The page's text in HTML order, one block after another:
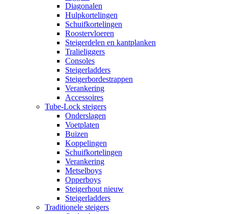
Diagonalen
Hulpkortelingen
Schuifkortelingen
Roostervloeren
Steigerdelen en kantplanken
Tralieliggers
Consoles
Steigerladders
Steigerbordestrappen
Verankering
Accessoires
Tube-Lock steigers
Onderslagen
Voetplaten
Buizen
Koppelingen
Schuifkortelingen
Verankering
Metselboys
Opperboys
Steigerhout nieuw
Steigerladders
Traditionele steigers